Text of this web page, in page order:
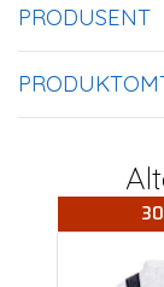
PRODUSENT